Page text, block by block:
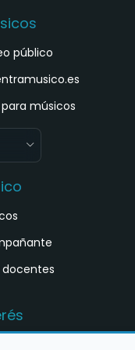
público
músicos
docentes